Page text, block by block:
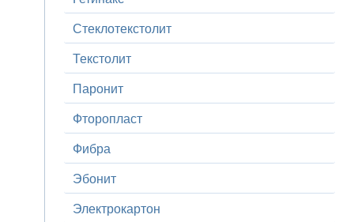
Стеклотекстолит
Текстолит
Паронит
Фторопласт
Фибра
Эбонит
Электрокартон